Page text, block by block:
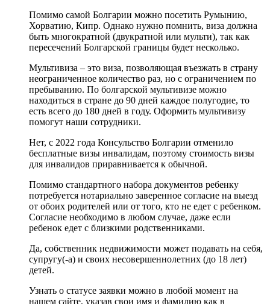
Помимо самой Болгарии можно посетить Румынию,
Хорватию, Кипр. Однако нужно помнить, виза должна
быть многократной (двукратной или мульти), так как
пересечений Болгарской границы будет несколько.
Мультивиза – это виза, позволяющая въезжать в страну
неограниченное количество раз, но с ограничением по
пребыванию. По болгарской мультивизе можно
находиться в стране до 90 дней каждое полугодие, то
есть всего до 180 дней в году. Оформить мультивизу
помогут наши сотрудники.
Нет, с 2022 года Консульство Болгарии отменило
бесплатные визы инвалидам, поэтому стоимость визы
для инвалидов приравнивается к обычной.
Помимо стандартного набора документов ребенку
потребуется нотариально заверенное согласие на выезд
от обоих родителей или от того, кто не едет с ребенком.
Согласие необходимо в любом случае, даже если
ребенок едет с близкими родственниками.
Да, собственник недвижимости может подавать на себя,
супругу(-а) и своих несовершеннолетних (до 18 лет)
детей.
Узнать о статусе заявки можно в любой момент на
нашем сайте, указав свои имя и фамилию как в